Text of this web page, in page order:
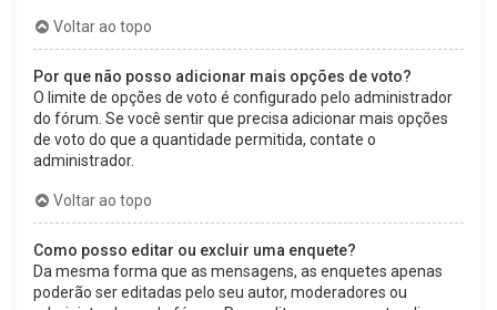
Voltar ao topo
Por que não posso adicionar mais opções de voto?
O limite de opções de voto é configurado pelo administrador
do fórum. Se você sentir que precisa adicionar mais opções
de voto do que a quantidade permitida, contate o
administrador.
Voltar ao topo
Como posso editar ou excluir uma enquete?
Da mesma forma que as mensagens, as enquetes apenas
poderão ser editadas pelo seu autor, moderadores ou